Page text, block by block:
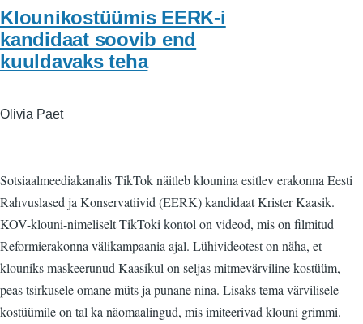
Klounikostüümis EERK-i
kandidaat soovib end
kuuldavaks teha
Olivia Paet
Sotsiaalmeediakanalis TikTok näitleb klounina esitlev erakonna Eesti
Rahvuslased ja Konservatiivid (EERK) kandidaat Krister Kaasik.
KOV-klouni-nimeliselt TikToki kontol on videod, mis on filmitud
Reformierakonna välikampaania ajal. Lühivideotest on näha, et
klouniks maskeerunud Kaasikul on seljas mitmevärviline kostüüm,
peas tsirkusele omane müts ja punane nina. Lisaks tema värvilisele
kostüümile on tal ka näomaalingud, mis imiteerivad klouni grimmi.